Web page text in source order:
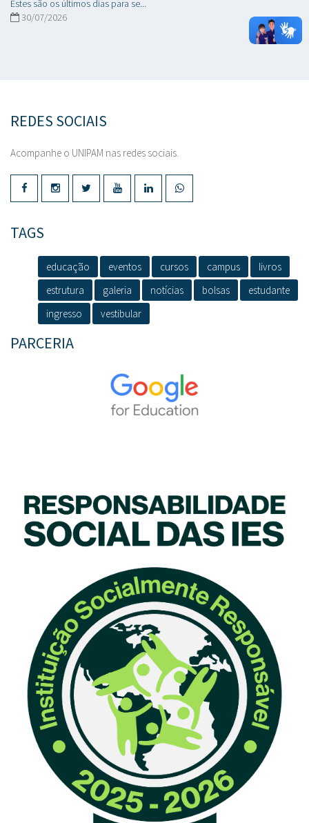
Estes são os últimos dias para se...
30/07/2026
REDES SOCIAIS
Acompanhe o UNIPAM nas redes sociais.
TAGS
educação eventos cursos campus
livros
estrutura
galeria notícias bolsas
estudante
ingresso
vestibular
PARCERIA